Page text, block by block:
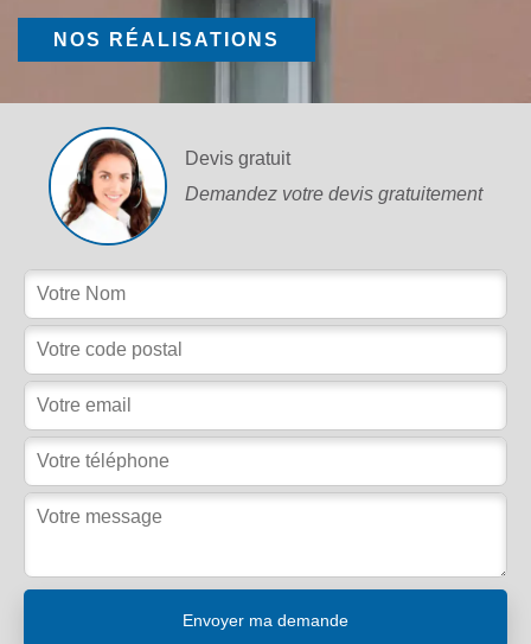
NOS RÉALISATIONS
Devis gratuit
Demandez votre devis gratuitement